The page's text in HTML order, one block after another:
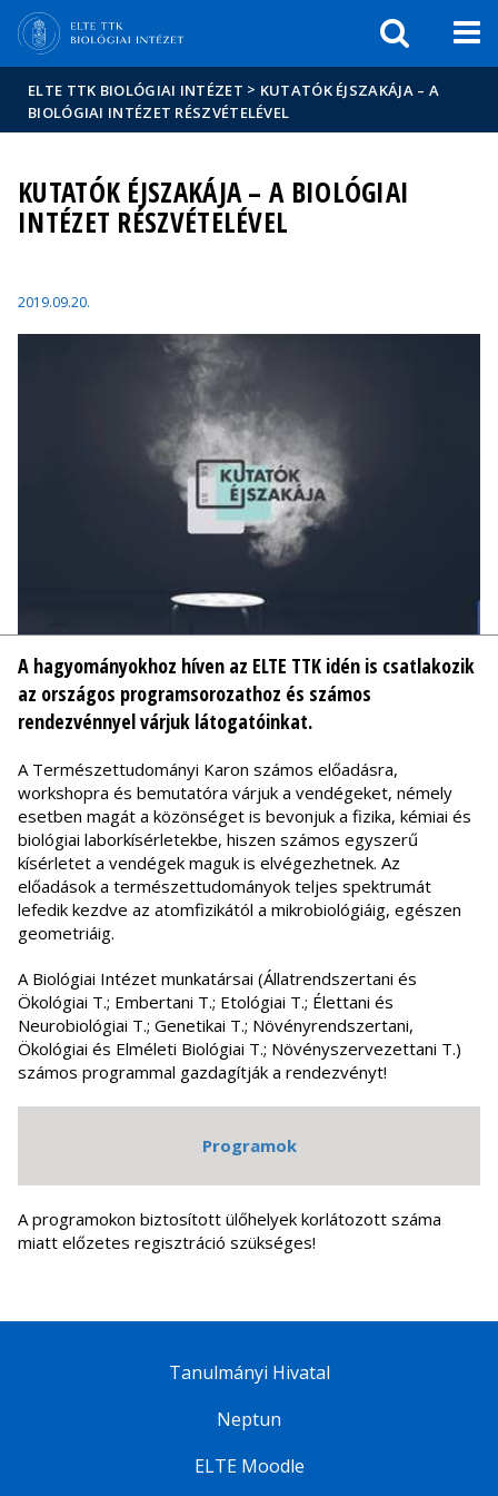
sajtóban
ELTE TTK BIOLÓGIAI INTÉZET > KUTATÓK ÉJSZAKÁJA – A
BIOLÓGIAI INTÉZET RÉSZVÉTELÉVEL
KUTATÓK ÉJSZAKÁJA – A BIOLÓGIAI
INTÉZET RÉSZVÉTELÉVEL
2019.09.20.
A hagyományokhoz híven az ELTE TTK idén is csatlakozik
az országos programsorozathoz és számos
rendezvénnyel várjuk látogatóinkat.
A Természettudományi Karon számos előadásra,
workshopra és bemutatóra várjuk a vendégeket, némely
esetben magát a közönséget is bevonjuk a fizika, kémiai és
biológiai laborkísérletekbe, hiszen számos egyszerű
kísérletet a vendégek maguk is elvégezhetnek. Az
előadások a természettudományok teljes spektrumát
lefedik kezdve az atomfizikától a mikrobiológiáig, egészen
geometriáig.
A Biológiai Intézet munkatársai (Állatrendszertani és
Ökológiai T.; Embertani T.; Etológiai T.; Élettani és
Neurobiológiai T.; Genetikai T.; Növényrendszertani,
Ökológiai és Elméleti Biológiai T.; Növényszervezettani T.)
számos programmal gazdagítják a rendezvényt!
Programok
A programokon biztosított ülőhelyek korlátozott száma
miatt előzetes regisztráció szükséges!
Tanulmányi Hivatal
Neptun
ELTE Moodle